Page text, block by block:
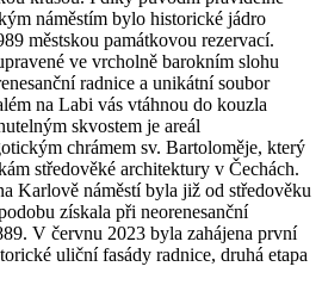
náměstím bylo historické jádro
městskou památkovou rezervací.
ve vrcholně barokním slohu
radnice a unikátní soubor
na Labi vás vtáhnou do kouzla
skvostem je areál
chrámem sv. Bartoloměje, který
středověké architektury v Čechách.
Karlově náměstí byla již od středověku
získala při neorenesanční
V červnu 2023 byla zahájena první
uliční fasády radnice, druhá etapa